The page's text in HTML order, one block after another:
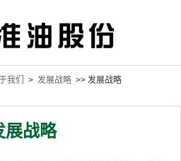
我们 > 发展战略 >> 发展战略
展战略